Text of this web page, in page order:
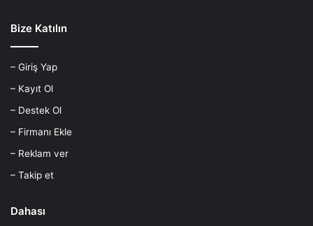
Bize Katılın
– Giriş Yap
– Kayıt Ol
– Destek Ol
– Firmanı Ekle
– Reklam ver
– Takip et
Dahası